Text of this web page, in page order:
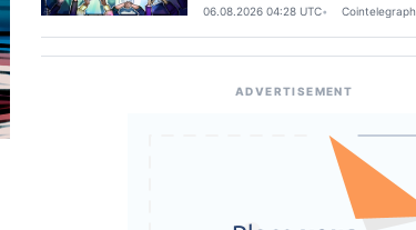
06.08.2026 04:28 UTC Cointelegraph
ADVERTISEMENT